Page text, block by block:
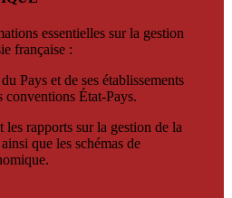
essentielles sur la gestion
française :
Pays et de ses établissements
conventions État-Pays.
les rapports sur la gestion de la
que les schémas de